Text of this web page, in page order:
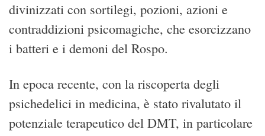
divinizzati con sortilegi, pozioni, azioni e
contraddizioni psicomagiche, che esorcizzano
i batteri e i demoni del Rospo.
In epoca recente, con la riscoperta degli
psichedelici in medicina, è stato rivalutato il
potenziale terapeutico del DMT, in particolare